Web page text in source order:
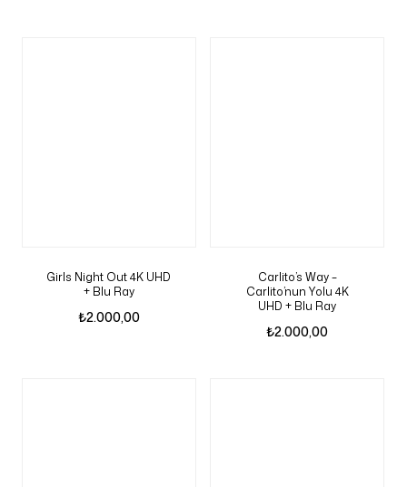
Girls Night Out 4K UHD
+ Blu Ray
₺2.000,00
Carlito’s Way –
Carlito’nun Yolu 4K
UHD + Blu Ray
₺2.000,00